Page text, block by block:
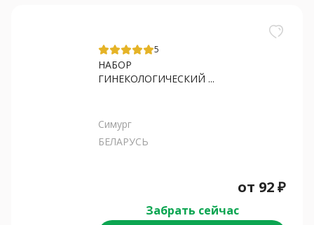
5
НАБОР
ГИНЕКОЛОГИЧЕСКИЙ ...
Симург
БЕЛАРУСЬ
от 92₽
Забрать сейчас